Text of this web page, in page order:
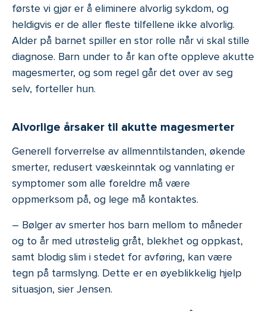
første vi gjør er å eliminere alvorlig sykdom, og
heldigvis er de aller fleste tilfellene ikke alvorlig.
Alder på barnet spiller en stor rolle når vi skal stille
diagnose. Barn under to år kan ofte oppleve akutte
magesmerter, og som regel går det over av seg
selv, forteller hun.
Alvorlige årsaker til akutte magesmerter
Generell forverrelse av allmenntilstanden, økende
smerter, redusert væskeinntak og vannlating er
symptomer som alle foreldre må være
oppmerksom på, og lege må kontaktes.
– Bølger av smerter hos barn mellom to måneder
og to år med utrøstelig gråt, blekhet og oppkast,
samt blodig slim i stedet for avføring, kan være
tegn på tarmslyng. Dette er en øyeblikkelig hjelp
situasjon, sier Jensen.